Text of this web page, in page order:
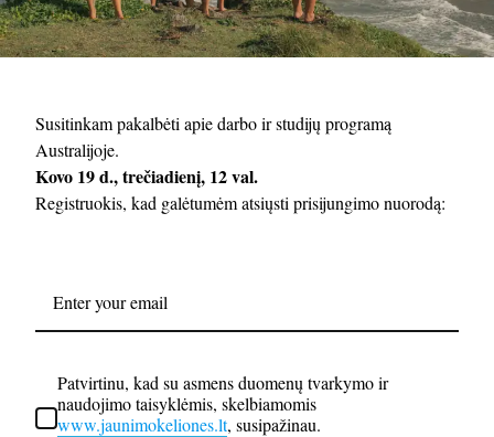
Susitinkam pakalbėti apie darbo ir studijų programą
Australijoje.
Kovo 19 d., trečiadienį, 12 val.
Registruokis, kad galėtumėm atsiųsti prisijungimo nuorodą:
Patvirtinu, kad su asmens duomenų tvarkymo ir
naudojimo taisyklėmis, skelbiamomis
www.jaunimokeliones.lt, susipažinau.